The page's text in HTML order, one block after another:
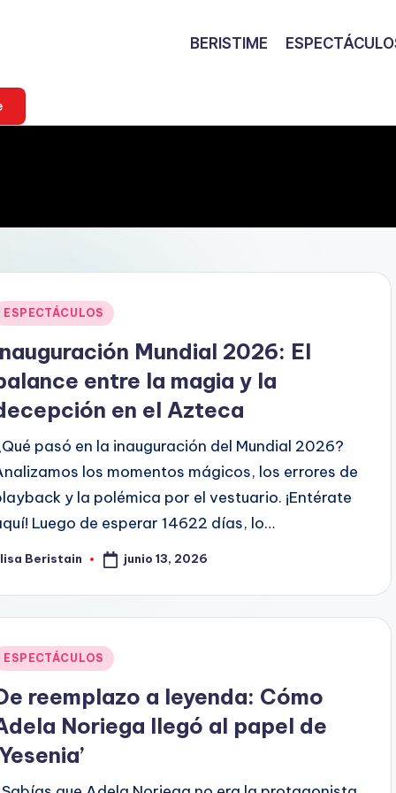
BERISTIME
ESPECTÁCULOS
Mundial 2026: El
entre la magia y la
en el Azteca
pasó en la inauguración del Mundial 2026?
los momentos mágicos, los errores de
y la polémica por el vestuario. ¡Entérate
Luego de esperar 14622 días, lo…
Beristain junio 13, 2026
ESPECTÁCULOS
reemplazo a leyenda: Cómo
Noriega llegó al papel de